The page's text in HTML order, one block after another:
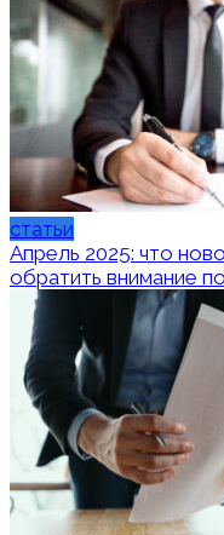
статьи
Апрель 2025: что
обратить внимание